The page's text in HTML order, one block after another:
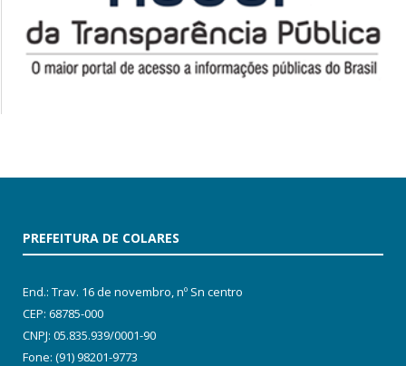
PREFEITURA DE COLARES
End.: Trav. 16 de novembro, nº Sn centro
CEP: 68785-000
CNPJ: 05.835.939/0001-90
Fone: (91) 98201-9773